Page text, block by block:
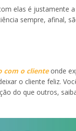
elas é justamente
sempre, afinal,
com o clienteonde
o cliente feliz.
do que outros,